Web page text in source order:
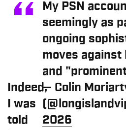
My PSN
seemingly as
ongoing
moves against
and
Indeed,
I was
told
— Colin
2026